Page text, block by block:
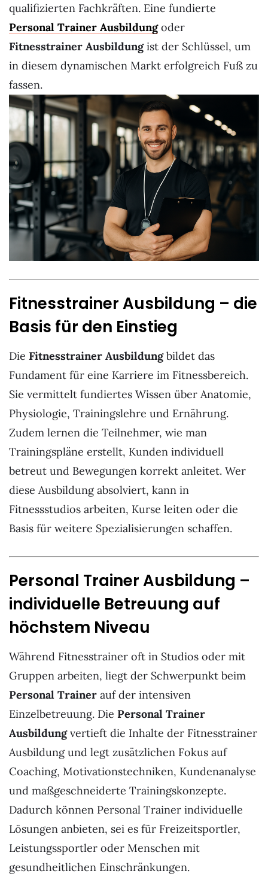
qualifizierten Fachkräften. Eine fundierte
Personal Trainer Ausbildungoder
Fitnesstrainer Ausbildungist der Schlüssel, um
in diesem dynamischen Markt erfolgreich Fuß zu
fassen.
Fitnesstrainer Ausbildung – die
Basis für den Einstieg
Die Fitnesstrainer Ausbildungbildet das
Fundament für eine Karriere im Fitnessbereich.
Sie vermittelt fundiertes Wissen über Anatomie,
Physiologie, Trainingslehre und Ernährung.
Zudem lernen die Teilnehmer, wie man
Trainingspläne erstellt, Kunden individuell
betreut und Bewegungen korrekt anleitet. Wer
diese Ausbildung absolviert, kann in
Fitnessstudios arbeiten, Kurse leiten oder die
Basis für weitere Spezialisierungen schaffen.
Personal Trainer Ausbildung –
individuelle Betreuung auf
höchstem Niveau
Während Fitnesstrainer oft in Studios oder mit
Gruppen arbeiten, liegt der Schwerpunkt beim
Personal Trainer auf der intensiven
Einzelbetreuung. Die Personal Trainer
Ausbildungvertieft die Inhalte der Fitnesstrainer
Ausbildung und legt zusätzlichen Fokus auf
Coaching, Motivationstechniken, Kundenanalyse
und maßgeschneiderte Trainingskonzepte.
Dadurch können Personal Trainer individuelle
Lösungen anbieten, sei es für Freizeitsportler,
Leistungssportler oder Menschen mit
gesundheitlichen Einschränkungen.